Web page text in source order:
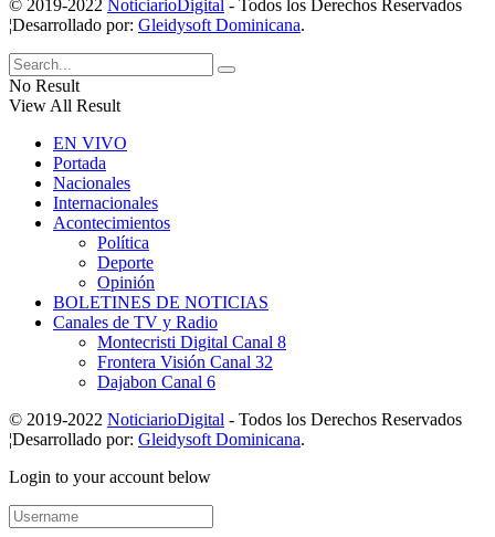
© 2019-2022 NoticiarioDigital - Todos los Derechos Reservados
¦Desarrollado por: Gleidysoft Dominicana.
No Result
View All Result
EN VIVO
Portada
Nacionales
Internacionales
Acontecimientos
Política
Deporte
Opinión
BOLETINES DE NOTICIAS
Canales de TV y Radio
Montecristi Digital Canal 8
Frontera Visión Canal 32
Dajabon Canal 6
© 2019-2022 NoticiarioDigital - Todos los Derechos Reservados
¦Desarrollado por: Gleidysoft Dominicana.
Login to your account below